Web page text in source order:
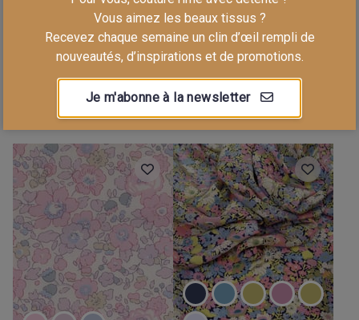
0391 4103 G
Check - Capel - G
39,90 €/m
0363 6014 B
6014 Eloïse - Mint
28,90 €/m
Vous aimez les beaux tissus ?
Recevez chaque semaine un clin d’œil rempli de
nouveautés, d’inspirations et de promotions.
Je m'abonne à la newsletter